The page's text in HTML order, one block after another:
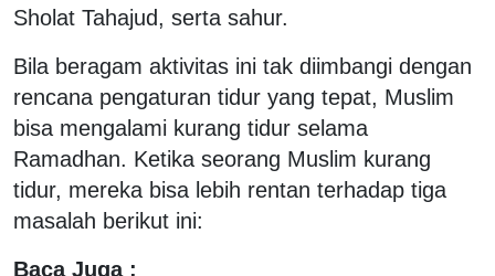
Sholat Tahajud, serta sahur.
Bila beragam aktivitas ini tak diimbangi dengan
rencana pengaturan tidur yang tepat, Muslim
bisa mengalami kurang tidur selama
Ramadhan. Ketika seorang Muslim kurang
tidur, mereka bisa lebih rentan terhadap tiga
masalah berikut ini:
Baca Juga :